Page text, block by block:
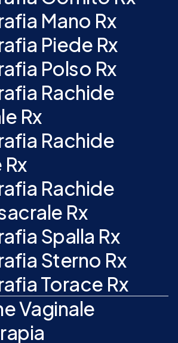
Mano Rx
Piede Rx
Polso Rx
Rachide
Rx
Rachide
Rachide
Rx
Spalla Rx
Sterno Rx
Torace Rx
Vaginale